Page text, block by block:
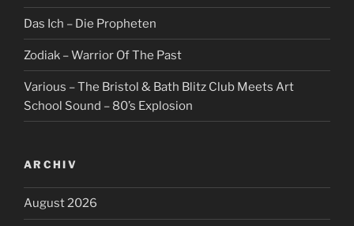
Das Ich – Die Propheten
Zodiak – Warrior Of The Past
Various – The Bristol & Bath Blitz Club Meets Art
School Sound – 80’s Explosion
ARCHIV
August 2026